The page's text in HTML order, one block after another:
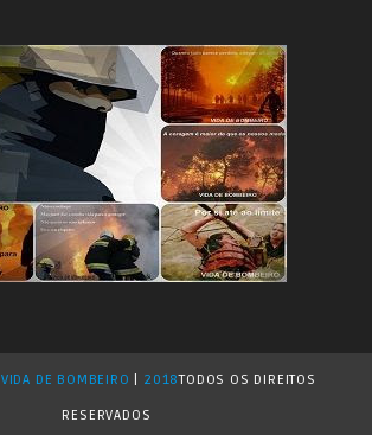
VIDA DE BOMBEIRO 2018TODOS OS DIREITOS
RESERVADOS